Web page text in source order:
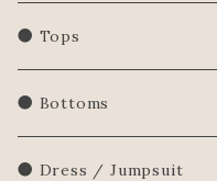
● Tops
Shirts/Blouse
Sweatershirt
● Bottoms
● Dress / Jumpsuit